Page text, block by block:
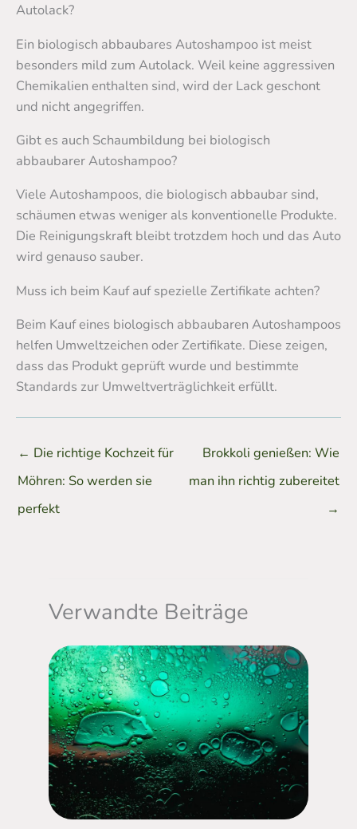
Autolack?
Ein biologisch abbaubares Autoshampoo ist meist
besonders mild zum Autolack. Weil keine aggressiven
Chemikalien enthalten sind, wird der Lack geschont
und nicht angegriffen.
Gibt es auch Schaumbildung bei biologisch
abbaubarer Autoshampoo?
Viele Autoshampoos, die biologisch abbaubar sind,
schäumen etwas weniger als konventionelle Produkte.
Die Reinigungskraft bleibt trotzdem hoch und das Auto
wird genauso sauber.
Muss ich beim Kauf auf spezielle Zertifikate achten?
Beim Kauf eines biologisch abbaubaren Autoshampoos
helfen Umweltzeichen oder Zertifikate. Diese zeigen,
dass das Produkt geprüft wurde und bestimmte
Standards zur Umweltverträglichkeit erfüllt.
← Die richtige Kochzeit für
Möhren: So werden sie
perfekt
Brokkoli genießen: Wie
man ihn richtig zubereitet
→
Verwandte Beiträge